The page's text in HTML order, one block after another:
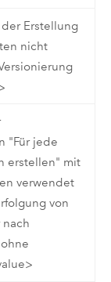
Erstellung
nicht
"Für jede
erstellen" mit
verwendet
von